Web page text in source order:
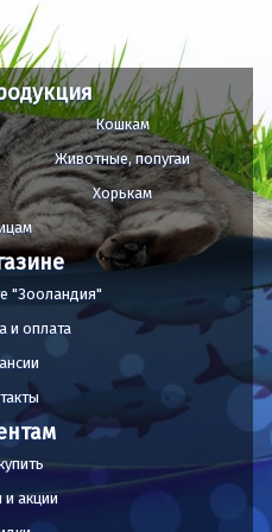
Кошкам
Животные, попугаи
Хорькам
"Зооландия"
и оплата
и акции